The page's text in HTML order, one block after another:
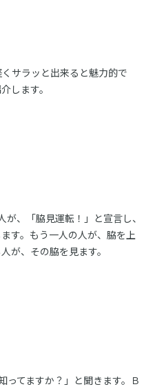
サラッと出来ると魅力的で
します。
、「脇見運転！」と宣言し、
す。もう一人の人が、脇を上
が、その脇を見ます。
てますか？」と聞きます。Ｂ